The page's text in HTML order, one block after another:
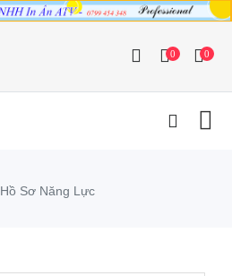
0 0
Hồ Sơ Năng Lực